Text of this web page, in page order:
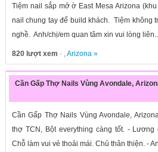
Tiệm nail sắp mở ờ East Mesa Arizona
nail chung tay để build khách. Tiệm không
nghề. Anh/chị/em quan tâm xin vui lòng
820 lượt xem · ,Arizona»
Cần Gấp Thợ Nails Vùng Avondale,
Cần Gấp Thợ Nails Vùng Avondale,
thợ TCN, Bột everything càng tốt. -
Chỗ làm vui vẻ thoải mái. Chủ thân thiện. -